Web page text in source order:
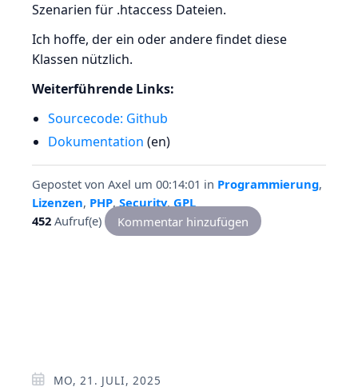
Szenarien für .htaccess Dateien.
Ich hoffe, der ein oder andere findet diese
Klassen nützlich.
Weiterführende Links:
Sourcecode: Github
Dokumentation (en)
Gepostet von Axel um 00:14:01 in Programmierung,
Lizenzen, PHP,Security,GPL
452 Aufruf(e) Kommentar hinzufügen
MO, 21. JULI, 2025